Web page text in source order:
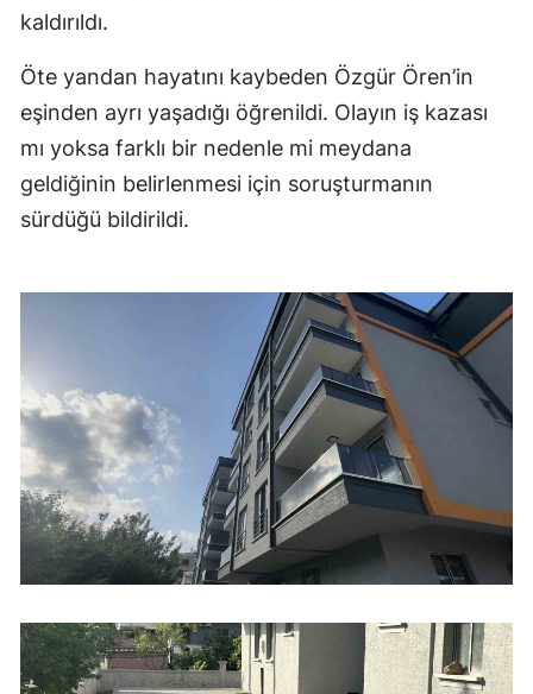
kaldırıldı.
Öte yandan hayatını kaybeden Özgür Ören’in
eşinden ayrı yaşadığı öğrenildi. Olayın iş kazası
mı yoksa farklı bir nedenle mi meydana
geldiğinin belirlenmesi için soruşturmanın
sürdüğü bildirildi.